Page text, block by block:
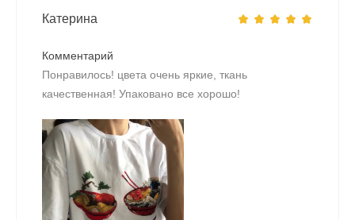
Катерина
Комментарий
Понравилось! цвета очень яркие, ткань
качественная! Упаковано все хорошо!